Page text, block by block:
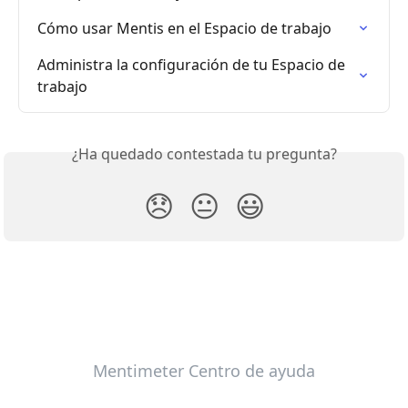
Cómo usar Mentis en el Espacio de trabajo
Administra la configuración de tu Espacio de
trabajo
¿Ha quedado contestada tu pregunta?
😞 😐 😃
Mentimeter Centro de ayuda